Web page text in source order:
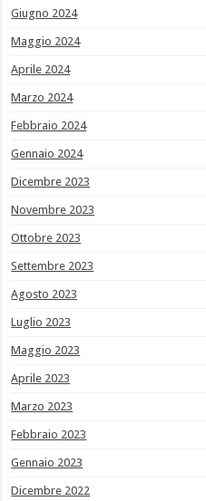
Giugno 2024
Maggio 2024
Aprile 2024
Marzo 2024
Febbraio 2024
Gennaio 2024
Dicembre 2023
Novembre 2023
Ottobre 2023
Settembre 2023
Agosto 2023
Luglio 2023
Maggio 2023
Aprile 2023
Marzo 2023
Febbraio 2023
Gennaio 2023
Dicembre 2022